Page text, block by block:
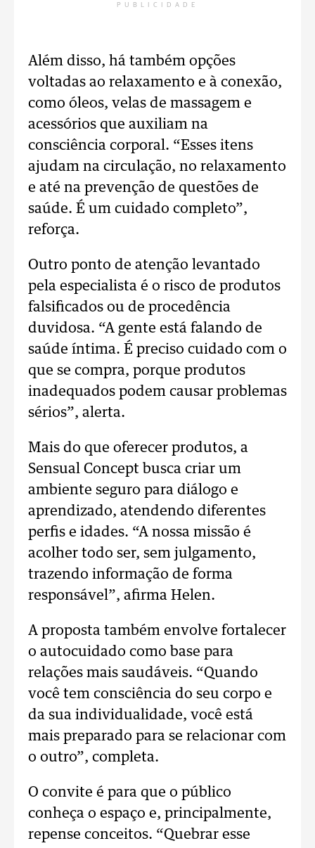
PUBLICIDADE
Além disso, há também opções
voltadas ao relaxamento e à conexão,
como óleos, velas de massagem e
acessórios que auxiliam na
consciência corporal. “Esses itens
ajudam na circulação, no relaxamento
e até na prevenção de questões de
saúde. É um cuidado completo”,
reforça.
Outro ponto de atenção levantado
pela especialista é o risco de produtos
falsificados ou de procedência
duvidosa. “A gente está falando de
saúde íntima. É preciso cuidado com o
que se compra, porque produtos
inadequados podem causar problemas
sérios”, alerta.
Mais do que oferecer produtos, a
Sensual Concept busca criar um
ambiente seguro para diálogo e
aprendizado, atendendo diferentes
perfis e idades. “A nossa missão é
acolher todo ser, sem julgamento,
trazendo informação de forma
responsável”, afirma Helen.
A proposta também envolve fortalecer
o autocuidado como base para
relações mais saudáveis. “Quando
você tem consciência do seu corpo e
da sua individualidade, você está
mais preparado para se relacionar com
o outro”, completa.
O convite é para que o público
conheça o espaço e, principalmente,
repense conceitos. “Quebrar esse